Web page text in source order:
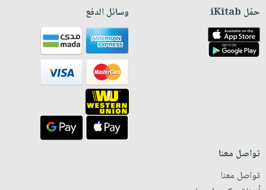
حمّل iKitab وسائل الدفع
تواصل معنا
تواصل معنا